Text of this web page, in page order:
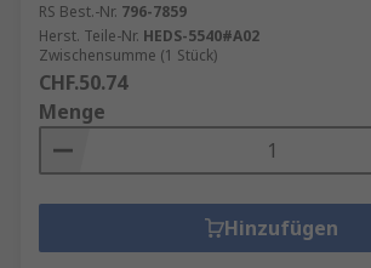
RS Best.-Nr. 796-7859
Herst. Teile-Nr. HEDS-5540#A02
Zwischensumme (1 Stück)
CHF.50.74
Menge
Hinzufügen